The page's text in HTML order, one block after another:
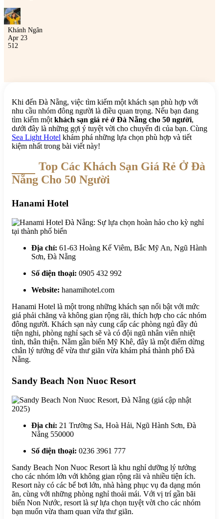
Khánh Ngân
Apr 23
512
Khi đến Đà Nẵng, việc tìm kiếm một khách sạn phù hợp với
nhu cầu nhóm đông người là điều quan trọng. Nếu bạn đang
tìm kiếm một khách sạn giá rẻ ở Đà Nẵng cho 50 người,
dưới đây là những gợi ý tuyệt vời cho chuyến đi của bạn. Cùng
Sea Light Hotel khám phá những lựa chọn phù hợp và tiết
kiệm nhất trong bài viết này!
Top Các Khách Sạn Giá Rẻ Ở Đà
Nẵng Cho 50 Người
Hanami Hotel
Địa chỉ: 61-63 Hoàng Kế Viêm, Bắc Mỹ An, Ngũ Hành
Sơn, Đà Nẵng
Số điện thoại: 0905 432 992
Website: hanamihotel.com
Hanami Hotel là một trong những khách sạn nổi bật với mức
giá phải chăng và không gian rộng rãi, thích hợp cho các nhóm
đông người. Khách sạn này cung cấp các phòng ngủ đầy đủ
tiện nghi, phòng nghỉ sạch sẽ và có đội ngũ nhân viên nhiệt
tình, thân thiện. Nằm gần biển Mỹ Khê, đây là một điểm dừng
chân lý tưởng để vừa thư giãn vừa khám phá thành phố Đà
Nẵng.
Sandy Beach Non Nuoc Resort
Địa chỉ: 21 Trường Sa, Hoà Hải, Ngũ Hành Sơn, Đà
Nẵng 550000
Số điện thoại: 0236 3961 777
Sandy Beach Non Nuoc Resort là khu nghỉ dưỡng lý tưởng
cho các nhóm lớn với không gian rộng rãi và nhiều tiện ích.
Resort này có các bể bơi lớn, nhà hàng phục vụ đa dạng món
ăn, cùng với những phòng nghỉ thoải mái. Với vị trí gần bãi
biển Non Nước, resort là sự lựa chọn tuyệt vời cho các nhóm
bạn muốn vừa tham quan vừa thư giãn.